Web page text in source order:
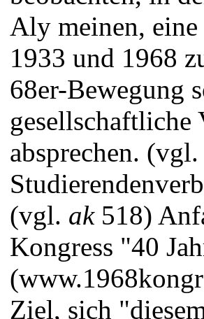
Aly meinen,
1933 und 1968
68er-Bewegung
gesellschaftliche
absprechen.
(vgl. ak518)
Kongress "40
Ziel, sich